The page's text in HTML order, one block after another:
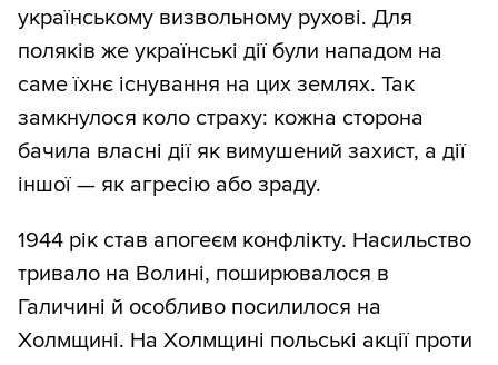
українському визвольному рухові. Для
поляків же українські дії були нападом на
саме їхнє існування на цих землях. Так
замкнулося коло страху: кожна сторона
бачила власні дії як вимушений захист, а дії
іншої — як агресію або зраду.
1944 рік став апогеєм конфлікту. Насильство
тривало на Волині, поширювалося в
Галичині й особливо посилилося на
Холмщині. На Холмщині польські акції проти